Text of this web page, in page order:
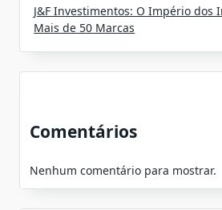
J&F Investimentos: O Império dos
Mais de 50 Marcas
Comentários
Nenhum comentário para mostrar.